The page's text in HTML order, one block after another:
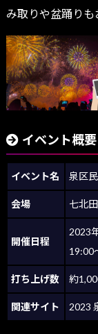
み取りや盆踊りも
イベント概要
イベント名 泉区
会場 七北
開催日程
2023
19:00
打ち上げ数 約
関連サイト 2023